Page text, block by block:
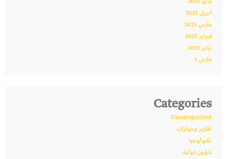
مايو 2025
أبريل 2025
مارس 2025
فبراير 2025
يناير 2025
مارس 1
Categories
Uncategorized
تقارير وحوارات
تكنولوجيا
شؤون دولية